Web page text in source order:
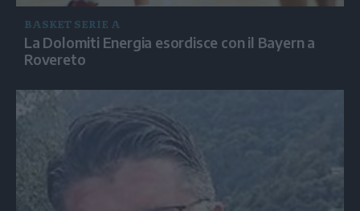
BASKET SERIE A
La Dolomiti Energia esordisce con il Bayern a
Rovereto